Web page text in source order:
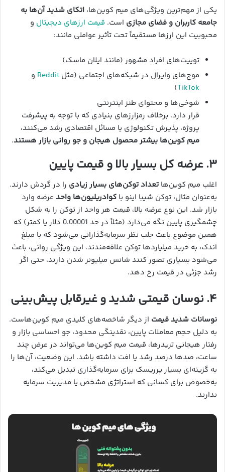
یکی از مهم‌ترین ویژگی‌های میم کوین‌ها، اتکای شدید آن‌ها به
جامعه کاربران و فضای مجازی است. قیمت ارزهای دیجیتال و
محبوبیت این ارزها مستقیماً تحت تأثیر عواملی مانند:
توییت‌های افراد مشهور (مانند ایلان ماسک)
موج‌های وایرال در شبکه‌های اجتماعی (مثل Reddit و
TikTok
)
شوخی‌ها و محتوای طنز اینترنتی
قرار دارد. برخلاف رمزارزهای بنیادی که با توجه به پیشرفت
پروژه، پذیرش تکنولوژی یا مسائل اقتصادی رشد می‌کنند،
میم کوین‌ها بیشتر محصول هیجان و جو روانی بازار هستند.
۳. عرضه کل بسیار بالا و قیمت پایین
اغلب میم کوین‌ها تعداد توکن‌های بسیار زیادی را در گردش دارند.
به‌عنوان مثال، توکن شیبا اینو با کوادریلیون‌ها واحد عرضه وارد
بازار شد. این نوع عرضه بالا، قیمت هر واحد از توکن را به شکل
چشمگیری پایین نگه می‌دارد (مثلاً در حد 0.00001 دلار یا کمتر) که
همین موضوع باعث جلب نظر سرمایه‌گذارانی می‌شود که با مبلغ
اندک، به خرید میلیاردها توکن علاقه‌مندند. این ویژگی روانی، باعث
می‌شود بسیاری تصور کنند شانس میلیونر شدن دارند، حتی اگر
رشد جزئی در قیمت رخ دهد.
۴. نوسان قیمتی شدید و غیرقابل پیش‌بینی
نوسانات شدید قیمت از دیگر شاخصه‌های کلیدی میم کوین‌هاست.
به دلیل حجم معاملات پایین، نقدینگی محدود، جو احساسی بازار و
رفتار هیجانی تریدرها، قیمت میم کوین‌ها می‌تواند در عرض چند
ساعت، صدها درصد رشد یا افت داشته باشد. این وضعیت، آن‌ها را
به گزینه‌ای بسیار پرریسک برای سرمایه‌گذاری تبدیل می‌کند،
به‌خصوص برای کسانی که استراتژی مشخص یا مدیریت سرمایه
ندارند.